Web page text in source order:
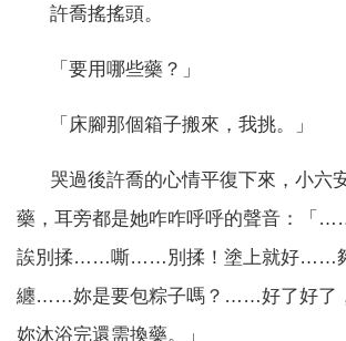
許喬搖搖頭。
「要用哪些藥？」
「床腳那個箱子搬來，我挑。」
哭過後許喬的心情平復下來，小六
藥，耳旁都是她咋咋呼呼的聲音：
誒別揉……嘶……別揉！塗上就好……
纏……妳是要包粽子嗎？……好了好了
妳沐浴完還需換藥。」